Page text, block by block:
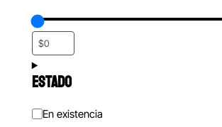
ESTADO
Estado
En existencia